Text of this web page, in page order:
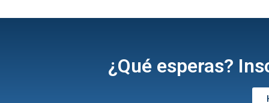
¿Qué esperas?